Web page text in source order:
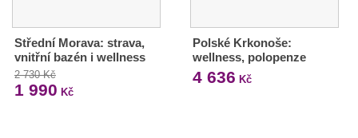
Střední Morava: strava,
vnitřní bazén i wellness
2 730 Kč
1 990 Kč
Polské Krkonoše:
wellness, polopenze
4 636 Kč